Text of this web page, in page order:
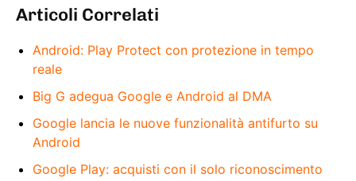
Articoli Correlati
Android: Play Protect con protezione in tempo
reale
Big G adegua Google e Android al DMA
Google lancia le nuove funzionalità antifurto su
Android
Google Play: acquisti con il solo riconoscimento